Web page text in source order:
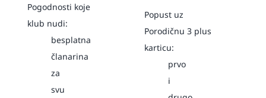
Pogodnosti koje
klub nudi:
besplatna
članarina
za
svu
Popust uz
Porodičnu 3 plus
karticu:
prvo
i